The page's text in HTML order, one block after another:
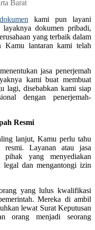
kami pun layani
layaknya dokumen pribadi,
yang terbaik dalam
Kamu lantaran kami telah
jasa penerjemah
kami buat membuat
lagi, disebabkan kami siap
dengan penerjemah-
Resmi
lanjut, Kamu perlu tahu
resmi. Layanan atau jasa
pihak yang menyediakan
legal dan mengantongi izin
yang lulus kwalifikasi
Mereka di ambil
lewat Surat Keputusan
orang menjadi seorang